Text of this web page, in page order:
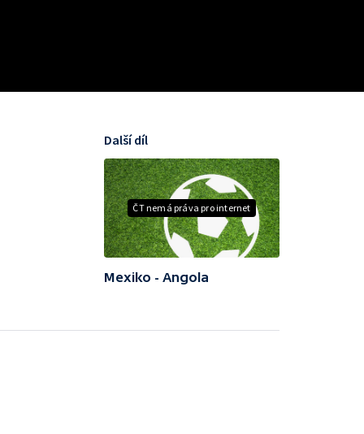
ČT nemá práva pro internet
Další díl
Mexiko - Angola